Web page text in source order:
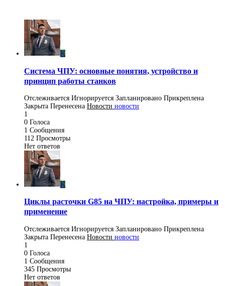
K
Система ЧПУ: основные понятия, устройство и
принцип работы станков
Отслеживается Игнорируется Запланировано Прикреплена
Закрыта Перенесена Новости новости
1
0 Голоса
1 Сообщения
112 Просмотры
Нет ответов
K
Циклы расточки G85 на ЧПУ: настройка, примеры и
применение
Отслеживается Игнорируется Запланировано Прикреплена
Закрыта Перенесена Новости новости
1
0 Голоса
1 Сообщения
345 Просмотры
Нет ответов